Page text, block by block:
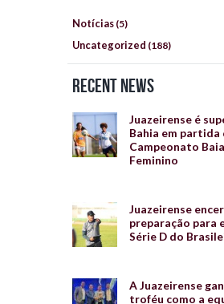
Notícias (5)
Uncategorized (188)
Recent News
Juazeirense é
Bahia em partida
Campeonato
Feminino
Juazeirense
preparação para
Série D do
A Juazeirense
troféu como a